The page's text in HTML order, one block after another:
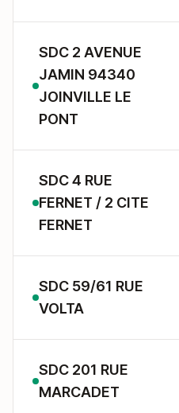
SDC 2 AVENUE
JAMIN 94340
JOINVILLE LE
PONT
SDC 4 RUE
FERNET / 2 CITE
FERNET
SDC 59/61 RUE
VOLTA
SDC 201 RUE
MARCADET